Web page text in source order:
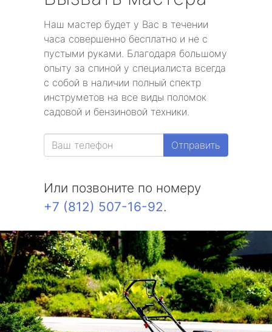
Наш мастер будет у Вас в течении
часа совершенно бесплатно и не с
пустыми руками. Благодаря большому
опыту за спиной у специалиста всегда
с собой в наличии полный спектр
инструметов на все виды поломок
садовой и бензиновой техники.
Отправить
Или позвоните по номеру
+7 (812) 507-16-92.